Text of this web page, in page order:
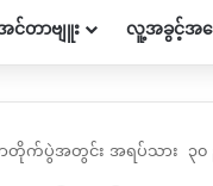
င်တာဗျူး လူ့အခွင့်အရ
တိုက်ပွဲအတွင်း အရပ်သား ၃၀